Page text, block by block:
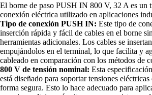
El borne de paso PUSH IN 800 V, 32 A es un
conexión eléctrica utilizado en aplicaciones
Tipo de conexión PUSH IN: Este tipo de
inserción rápida y fácil de cables en el borne
herramientas adicionales. Los cables se
empujándolos en el terminal, lo que facilita y
cableado en comparación con los métodos de
800 V de tensión nominal: Esta
está diseñado para soportar tensiones
forma segura. Esto lo hace adecuado para